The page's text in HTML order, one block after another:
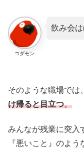
コダモン
飲み会
そのような職場では
け帰ると目立つ。
みんなが残業に突入
『悪いこと』のよう